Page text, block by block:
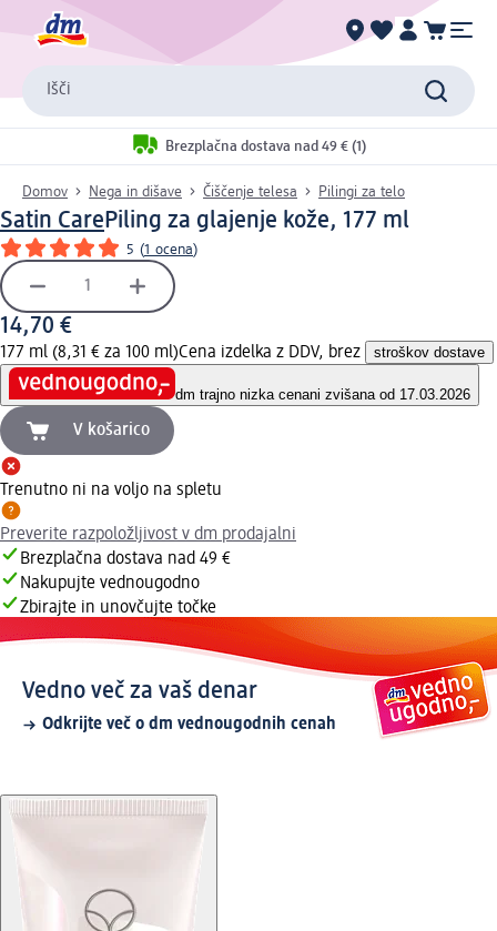
Išči
Brezplačna dostava nad 49 € (1)
Domov Nega in dišave Čiščenje telesa Pilingi za telo
Satin CarePiling za glajenje kože, 177 ml
5 (1 ocena)
14,70 €
177 ml (8,31 € za 100 ml)Cena izdelka z DDV, brez stroškov dostave
dm trajno nizka cenani zvišana od 17.03.2026
V košarico
Trenutno ni na voljo na spletu
Preverite razpoložljivost v dm prodajalni
Brezplačna dostava nad 49 €
Nakupujte vednougodno
Zbirajte in unovčujte točke
Vedno več za vaš denar
Odkrijte več o dm vednougodnih cenah